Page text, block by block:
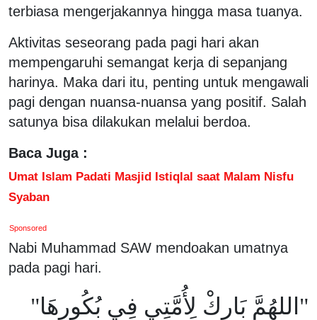
terbiasa mengerjakannya hingga masa tuanya.
Aktivitas seseorang pada pagi hari akan
mempengaruhi semangat kerja di sepanjang
harinya. Maka dari itu, penting untuk mengawali
pagi dengan nuansa-nuansa yang positif. Salah
satunya bisa dilakukan melalui berdoa.
Baca Juga :
Umat Islam Padati Masjid Istiqlal saat Malam Nisfu
Syaban
Sponsored
Nabi Muhammad SAW mendoakan umatnya
pada pagi hari.
"اللهُمَّ بَارِكْ ‌لِأُمَّتِي ‌فِي ‌بُكُورِهَا"